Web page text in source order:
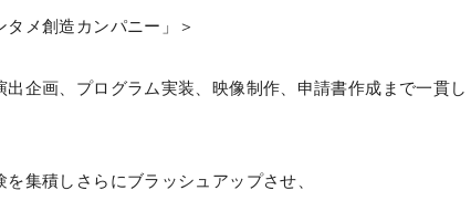
メ創造カンパニー」＞
企画、プログラム実装、映像制作、申請書作成まで一貫し
集積しさらにブラッシュアップさせ、